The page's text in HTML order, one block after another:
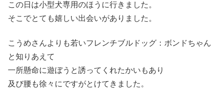
この日は小型犬専用のほうに行きました。
そこでとても嬉しい出会いがありました。
こうめさんよりも若いフレンチブルドッグ：ボンドちゃん
と知りあえて
一所懸命に遊ぼうと誘ってくれたかいもあり
及び腰も徐々にですがとけてきました。